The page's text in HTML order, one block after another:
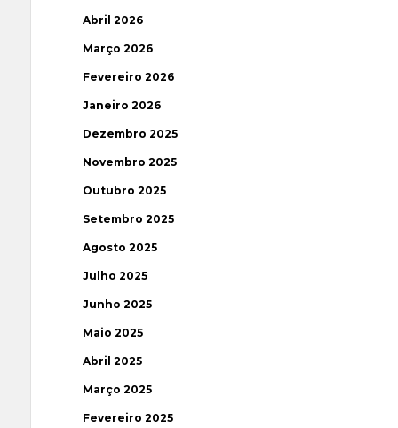
Abril 2026
Março 2026
Fevereiro 2026
Janeiro 2026
Dezembro 2025
Novembro 2025
Outubro 2025
Setembro 2025
Agosto 2025
Julho 2025
Junho 2025
Maio 2025
Abril 2025
Março 2025
Fevereiro 2025